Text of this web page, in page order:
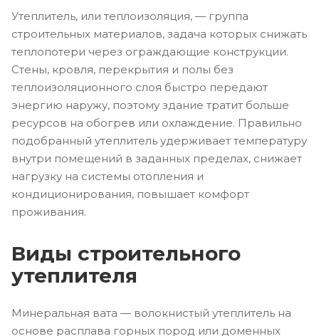
Утеплитель, или теплоизоляция, — группа
строительных материалов, задача которых снижать
теплопотери через ограждающие конструкции.
Стены, кровля, перекрытия и полы без
теплоизоляционного слоя быстро передают
энергию наружу, поэтому здание тратит больше
ресурсов на обогрев или охлаждение. Правильно
подобранный утеплитель удерживает температуру
внутри помещений в заданных пределах, снижает
нагрузку на системы отопления и
кондиционирования, повышает комфорт
проживания.
Виды строительного
утеплителя
Минеральная вата — волокнистый утеплитель на
основе расплава горных пород или доменных